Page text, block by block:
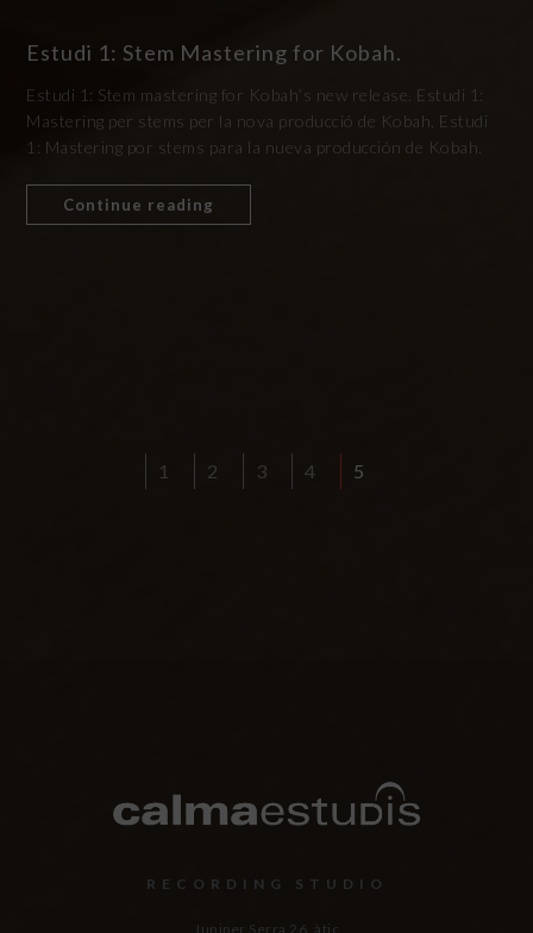
Estudi 1: Stem Mastering for Kobah.
Estudi 1: Stem mastering for Kobah’s new release. Estudi 1:
Mastering per stems per la nova producció de Kobah. Estudi
1: Mastering por stems para la nueva producción de Kobah.
Continue reading
1 2 3 4 5
RECORDING STUDIO
Juniper Serra 26, àtic